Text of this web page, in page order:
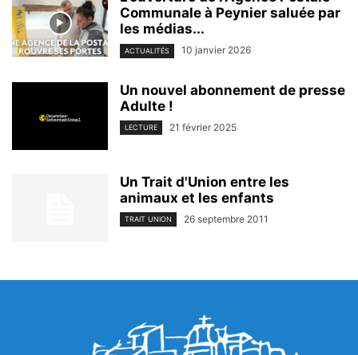
Communale à Peynier saluée par
les médias...
ACTUALITÉS 10 janvier 2026
Un nouvel abonnement de presse
Adulte !
LECTURE 21 février 2025
Un Trait d'Union entre les
animaux et les enfants
TRAIT UNION 26 septembre 2011